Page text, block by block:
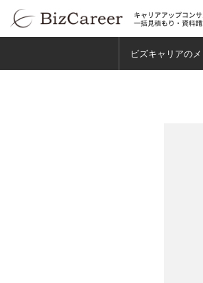
ビズキャリアのメ